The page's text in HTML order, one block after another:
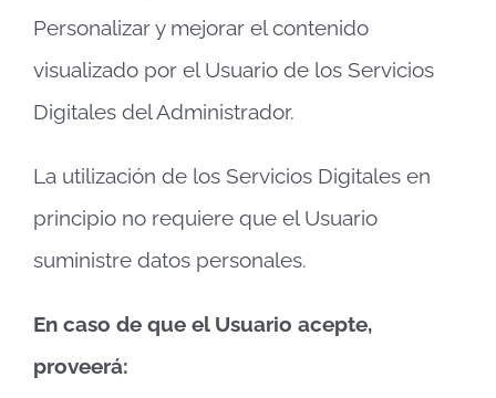
Personalizar y mejorar el contenido
visualizado por el Usuario de los Servicios
Digitales del Administrador.
La utilización de los Servicios Digitales en
principio no requiere que el Usuario
suministre datos personales.
En caso de que el Usuario acepte,
proveerá: